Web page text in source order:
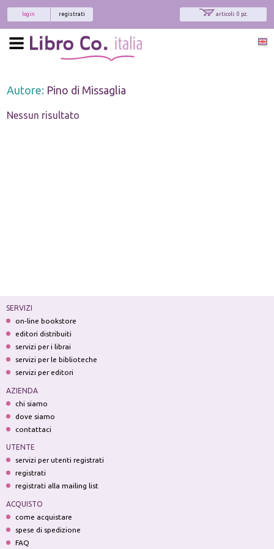
articoli: 0 pz.
registrati
login
Autore: Pino di Missaglia
Nessun risultato
SERVIZI
on-line bookstore
editori distribuiti
servizi per i librai
servizi per le biblioteche
servizi per editori
AZIENDA
chi siamo
dove siamo
contattaci
UTENTE
servizi per utenti registrati
registrati
registrati alla mailing list
ACQUISTO
come acquistare
spese di spedizione
FAQ